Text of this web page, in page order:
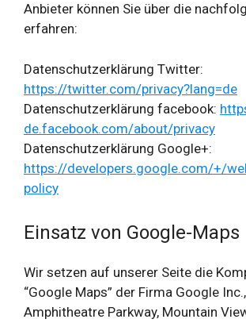
Anbieter können Sie über die
erfahren:
Datenschutzerklärung Twitter:
https://twitter.com/privacy?lang=de
Datenschutzerklärung facebook:
de.facebook.com/about/privacy
Datenschutzerklärung Google+:
https://developers.google.com/+/
policy
Einsatz von Google-Maps
Wir setzen auf unserer Seite die
“Google Maps” der Firma Google
Amphitheatre Parkway, Mountain